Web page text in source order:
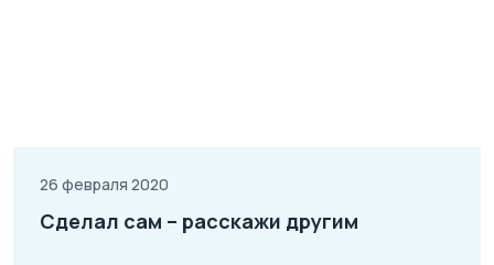
26 февраля 2020
Сделал сам – расскажи другим